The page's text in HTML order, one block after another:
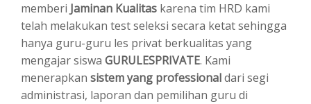
memberi Jaminan Kualitas karena tim HRD kami
telah melakukan test seleksi secara ketat sehingga
hanya guru-guru les privat berkualitas yang
mengajar siswa GURULESPRIVATE. Kami
menerapkan sistem yang professionaldari segi
administrasi, laporan dan pemilihan guru di